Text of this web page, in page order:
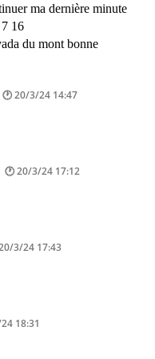
ma dernière minute
16
du mont bonne
20/3/24 14:47
20/3/24 17:12
3/24 17:43
18:31